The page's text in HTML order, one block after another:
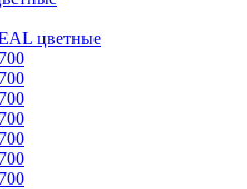
цветные